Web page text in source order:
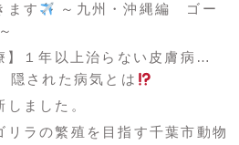
ます
～九州・沖縄編 ゴー
】１年以上治らない皮膚病…
された病気とは
ました。
リラの繁殖を目指す千葉市動物